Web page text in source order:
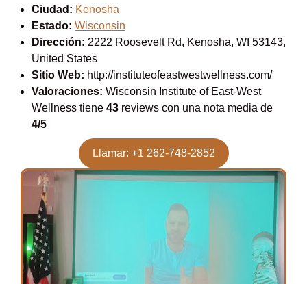
Ciudad: Kenosha
Estado: Wisconsin
Dirección: 2222 Roosevelt Rd, Kenosha, WI 53143,
United States
Sitio Web: http://instituteofeastwestwellness.com/
Valoraciones: Wisconsin Institute of East-West
Wellness tiene 43 reviews con una nota media de
4/5
Llamar: +1 262-748-2852